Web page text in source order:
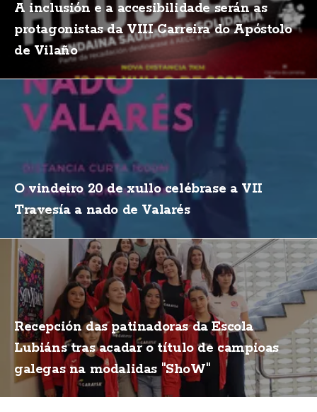
A inclusión e a accesibilidade serán as
protagonistas da VIII Carreira do Apóstolo
de Vilaño
O vindeiro 20 de xullo celébrase a VII
Travesía a nado de Valarés
Recepción das patinadoras da Escola
Lubiáns tras acadar o título de campioas
galegas na modalidas "ShoW"